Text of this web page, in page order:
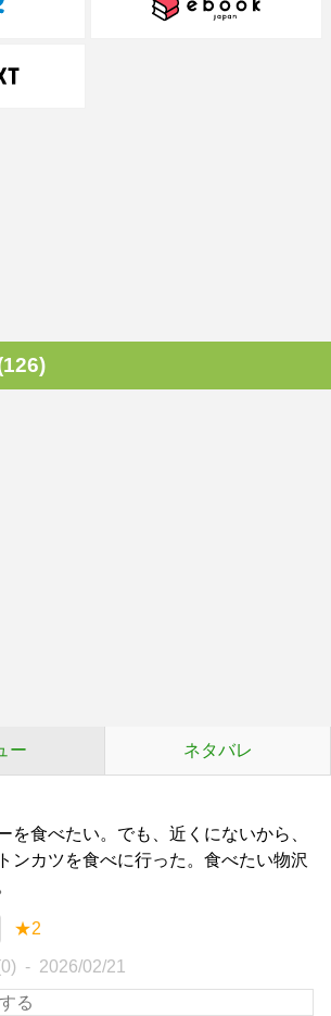
ー ネタバレ
を食べたい。でも、近くにないから、
ンカツを食べに行った。食べたい物沢
★2
2026/02/21